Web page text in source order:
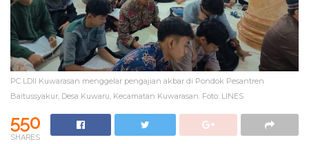
PC LDII Kuwarasan menggelar pengajian akbar di Pondok Pesantren
Baitussyakur, Desa Kuwaru, Kecamatan Kuwarasan. Foto: LINES
550
SHARES